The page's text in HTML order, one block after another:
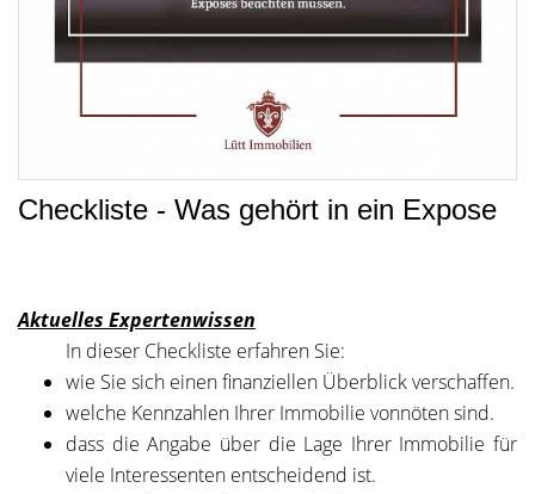
Checkliste - Was gehört in ein Expose
Aktuelles Expertenwissen
In dieser Checkliste erfahren Sie:
wie Sie sich einen finanziellen Überblick verschaffen.
welche Kennzahlen Ihrer Immobilie vonnöten sind.
dass die Angabe über die Lage Ihrer Immobilie für
viele Interessenten entscheidend ist.